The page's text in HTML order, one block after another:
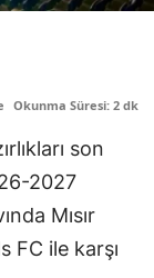
Okunma Süresi: 2 dk
son
2027
Mısır
FC ile karşı